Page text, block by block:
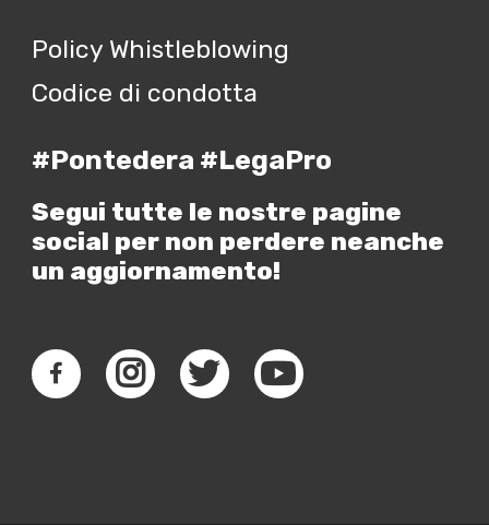
Policy Whistleblowing
Codice di condotta
#Pontedera #LegaPro
Segui tutte le nostre pagine
social per non perdere neanche
un aggiornamento!